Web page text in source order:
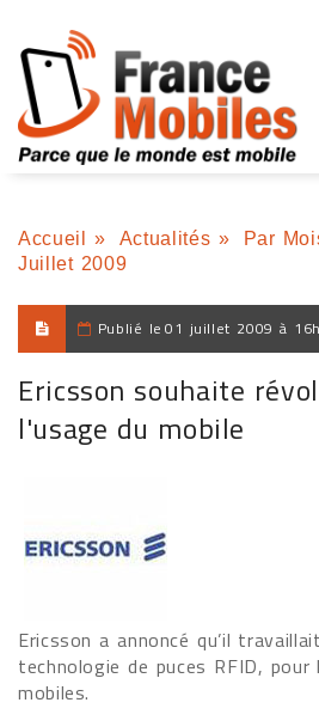
Accueil » Actualités » Par
Juillet 2009
Publié le 01 juillet 2009 à
Ericsson souhaite
l'usage du mobile
Ericsson a annoncé qu’il
technologie de puces RFID, pour
mobiles.